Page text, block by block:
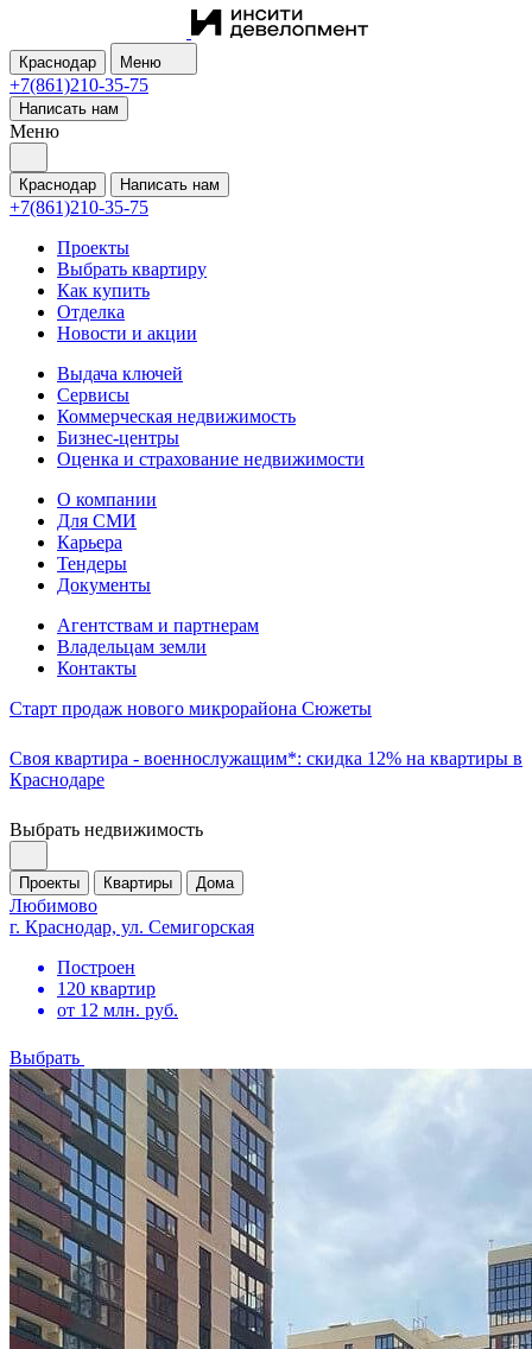
Краснодар Меню
+7(861)210-35-75
Написать нам
Меню
Краснодар Написать нам
+7(861)210-35-75
Проекты
Выбрать квартиру
Как купить
Отделка
Новости и акции
Выдача ключей
Сервисы
Коммерческая недвижимость
Бизнес-центры
Оценка и страхование недвижимости
О компании
Для СМИ
Карьера
Тендеры
Документы
Агентствам и партнерам
Владельцам земли
Контакты
Старт продаж нового микрорайона Сюжеты
Своя квартира - военнослужащим*: скидка 12% на квартиры в
Краснодаре
Выбрать недвижимость
Проекты Квартиры Дома
Любимово
г. Краснодар, ул. Семигорская
Построен
120 квартир
от 12 млн. руб.
Выбрать